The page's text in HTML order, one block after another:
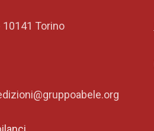
10141 Torino